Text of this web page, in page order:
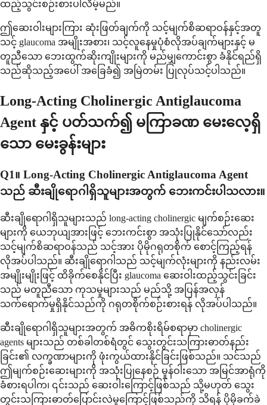
ထည့်သွင်းစဉ်းစားပါလိမ့်မည်။
ဤဆေးဝါးများကြား ဆုံးဖြတ်ချက်ကို သင့်မျက်စိဆရာဝန်နှင့်အတူ
သင့် glaucoma အမျိုးအစား၊ သင့်လူနေမှုပုံစံလိုအပ်ချက်များနှင့် မ
တူညီသော ဘေးထွက်ဆိုးကျိုးများကို မည်မျှကောင်းစွာ ခံနိုင်ရည်ရှိ
သည်ဆိုသည့်အပေါ် အခြေခံ၍ အမြဲတမ်း ပြုလုပ်သင့်ပါသည်။
Long-Acting Cholinergic Antiglaucoma
Agent နှင့် ပတ်သက်၍ မကြာခဏ မေးလေ့ရှိ
သော မေးခွန်းများ
Q1။ Long-Acting Cholinergic Antiglaucoma Agent
သည် ဆီးချိုရောဂါရှိသူများအတွက် ဘေးကင်းပါသလား။
ဆီးချိုရောဂါရှိသူများသည် long-acting cholinergic မျက်စဉ်းဆေး
များကို ယေဘုယျအားဖြင့် ဘေးကင်းစွာ အသုံးပြုနိုင်သော်လည်း
သင့်မျက်စိဆရာဝန်သည် သင့်အား ပိုမိုဂရုတစိုက် စောင့်ကြည့်ရန်
လိုအပ်ပါသည်။ ဆီးချိုရောဂါသည် သင့်မျက်လုံးများကို နည်းလမ်း
အမျိုးမျိုးဖြင့် ထိခိုက်စေနိုင်ပြီး glaucoma ဆေးဝါးထည့်သွင်းခြင်း
သည် မတူညီသော ကုသမှုများသည် မည်သို့ အပြန်အလှန်
သက်ရောက်မှုရှိနိုင်သည်ကို ဂရုတစိုက်စဉ်းစားရန် လိုအပ်ပါသည်။
ဆီးချိုရောဂါရှိသူများအတွက် အဓိကစိုးရိမ်စရာမှာ cholinergic
agents များသည် တစ်ခါတစ်ရံတွင် သွေးတွင်းသကြားဓာတ်နည်း
ခြင်း၏ လက္ခဏာများကို ဖုံးကွယ်ထားနိုင်ခြင်းဖြစ်သည်။ သင်သည်
ဤမျက်စဉ်းဆေးများကို အသုံးပြုနေစဉ် မှုန်ဝါးသော အမြင်အာရုံကို
ခံစားရပါက၊ ၎င်းသည် ဆေးဝါးကြောင့်ဖြစ်သည် သို့မဟုတ် သွေး
တွင်းသကြားဓာတ်ပြောင်းလဲမှုကြောင့်ဖြစ်သည်ကို သိရန် ပိုမိုခက်ခဲ